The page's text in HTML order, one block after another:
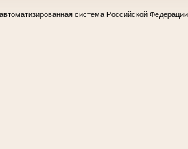
система Российской